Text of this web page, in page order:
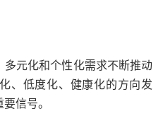
多元化和个性化需求不断推动
、低度化、健康化的方向发
信号。